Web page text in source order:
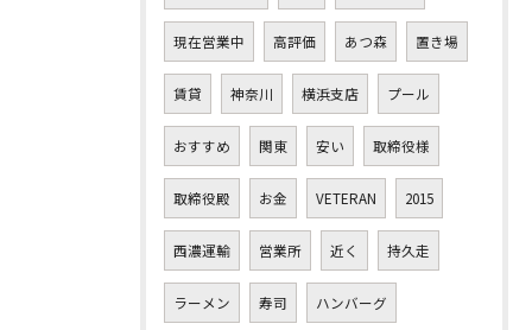
現在営業中 高評価 あつ森 置き場
賃貸 神奈川 横浜支店 プール
おすすめ 関東 安い 取締役様
取締役殿 お金 VETERAN 2015
西濃運輸 営業所 近く 持久走
ラーメン 寿司 ハンバーグ